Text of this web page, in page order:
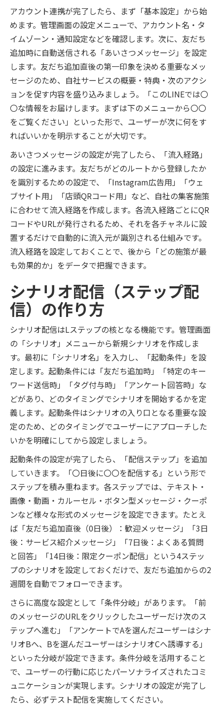
アカウント連携が完了したら、まず「基本設定」から始
めます。管理画面の設定メニューで、アカウント名・タ
イムゾーン・通知設定などを確認します。次に、友だち
追加時に自動送信される「あいさつメッセージ」を設定
します。友だち追加直後の第一印象を決める重要なメッ
セージのため、自社サービスの概要・特典・次のアクシ
ョンを促す内容を盛り込みましょう。「このLINEでは〇
〇な情報をお届けします。まずは下のメニューから〇〇
をご覧ください」といった形で、ユーザーが次に何をす
ればいいかを明示することが大切です。
あいさつメッセージの設定が完了したら、「流入経路」
の設定に進みます。友だちがどのルートから登録したか
を識別するための設定で、「Instagram広告用」「ウェ
ブサイト用」「店頭QRコード用」など、自社の集客施策
に合わせて流入経路を作成します。各流入経路ごとにQR
コードやURLが発行されるため、それを各チャネルに設
置するだけで自動的に流入元が識別される仕組みです。
流入経路を設定しておくことで、後から「どの施策が最
も効果的か」をデータで把握できます。
シナリオ配信（ステップ配
信）の作り方
シナリオ配信はLステップの核となる機能です。管理画面
の「シナリオ」メニューから新規シナリオを作成しま
す。最初に「シナリオ名」を入力し、「起動条件」を設
定します。起動条件には「友だち追加時」「特定のキー
ワード送信時」「タグ付与時」「アンケート回答時」な
どがあり、どのタイミングでシナリオを開始するかを定
義します。起動条件はシナリオの入り口となる重要な設
定のため、どのタイミングでユーザーにアプローチした
いかを明確にしてから設定しましょう。
起動条件の設定が完了したら、「配信ステップ」を追加
していきます。「〇日後に〇〇を配信する」という形で
ステップを積み重ねます。各ステップでは、テキスト・
画像・動画・カルーセル・ボタン型メッセージ・クーポ
ンなど様々な形式のメッセージを設定できます。たとえ
ば「友だち追加直後（0日後）：歓迎メッセージ」「3日
後：サービス紹介メッセージ」「7日後：よくある質問
と回答」「14日後：限定クーポン配信」という4ステッ
プのシナリオを設定しておくだけで、友だち追加からの2
週間を自動でフォローできます。
さらに高度な設定として「条件分岐」があります。「前
のメッセージのURLをクリックしたユーザーだけ次のス
テップへ進む」「アンケートでAを選んだユーザーはシナ
リオBへ、Bを選んだユーザーはシナリオCへ誘導する」
といった分岐が設定できます。条件分岐を活用すること
で、ユーザーの行動に応じたパーソナライズされたコミ
ュニケーションが実現します。シナリオの設定が完了し
たら、必ずテスト配信を実施してください。